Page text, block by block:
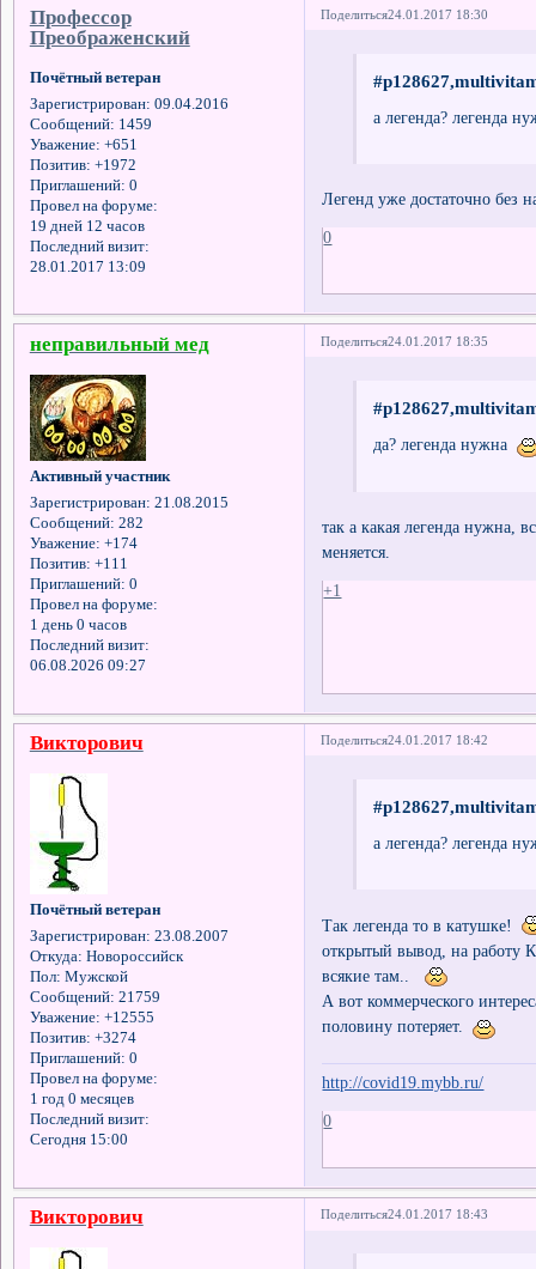
Поделиться24.01.2017 18:30
Профессор
Преображенский
Почётный ветеран
Зарегистрирован: 09.04.2016
Сообщений: 1459
Уважение: +651
Позитив: +1972
Приглашений: 0
Провел на форуме:
19 дней 12 часов
Последний визит:
28.01.2017 13:09
а легенда? легенда
Легенд уже достаточно без
0
Поделиться24.01.2017 18:35
неправильный мед
Активный участник
Зарегистрирован: 21.08.2015
Сообщений: 282
Уважение: +174
Позитив: +111
Приглашений: 0
Провел на форуме:
1 день 0 часов
Последний визит:
06.08.2026 09:27
да? легенда нужна
так а какая легенда нужна,
меняется.
+1
Поделиться24.01.2017 18:42
Викторович
Почётный ветеран
Зарегистрирован: 23.08.2007
Откуда: Новороссийск
Пол: Мужской
Сообщений: 21759
Уважение: +12555
Позитив: +3274
Приглашений: 0
Провел на форуме:
1 год 0 месяцев
Последний визит:
Сегодня 15:00
а легенда? легенда
Так легенда то в катушке!
открытый вывод, на работу
всякие там..
А вот коммерческого
половину потеряет.
http://covid19.mybb.ru/
0
Поделиться24.01.2017 18:43
Викторович